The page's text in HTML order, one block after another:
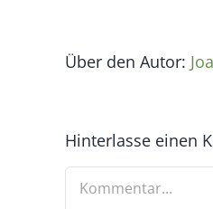
Über den Autor:
Hinterlasse einen
Kommentar